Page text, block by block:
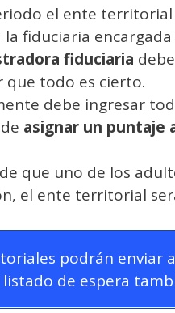
el ente
la fiduciaria
fiduciaria
que todo es cierto.
debe ingresar
asignar un puntaje
que uno de los
el ente territorial
podrán enviar
de espera